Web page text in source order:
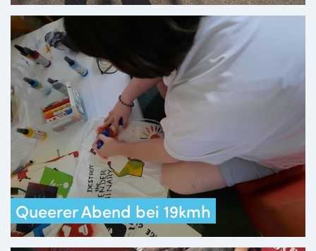
Queerer Abend bei 19kmh